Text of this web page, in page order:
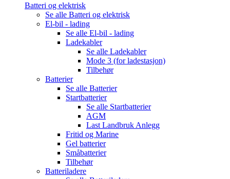
Batteri og elektrisk
Se alle Batteri og elektrisk
El-bil - lading
Se alle El-bil - lading
Ladekabler
Se alle Ladekabler
Mode 3 (for ladestasjon)
Tilbehør
Batterier
Se alle Batterier
Startbatterier
Se alle Startbatterier
AGM
Last Landbruk Anlegg
Fritid og Marine
Gel batterier
Småbatterier
Tilbehør
Batteriladere